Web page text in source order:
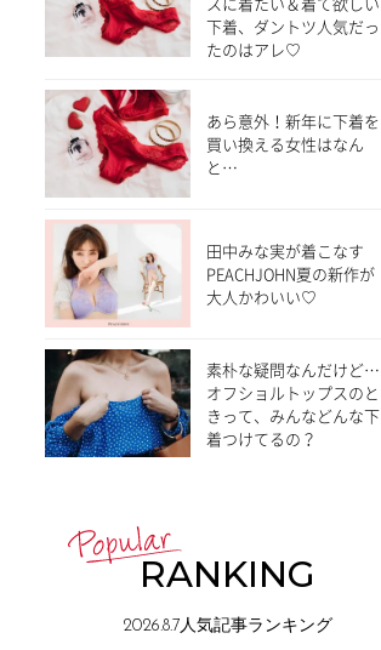
下着、ダントツ人気だっ
たのはアレ♡
あら意外！新年に下着を
買い換える女性はなん
と…
田中みな実が着こなす
PEACHJOHN夏の新作が
大人かわいい♡
素朴な疑問なんだけど…
オフショルトップスのと
きって、みんなどんな下
着つけてるの？
RANKING
2026.8.7人気記事ランキング